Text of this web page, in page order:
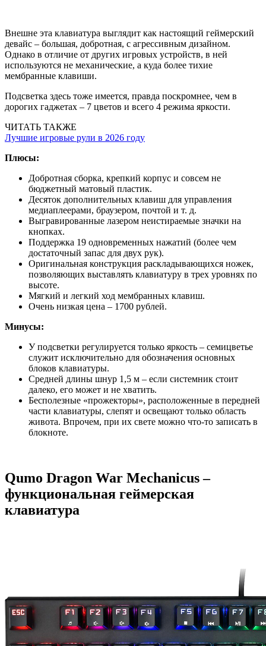
Внешне эта клавиатура выглядит как настоящий геймерский
девайс – большая, добротная, с агрессивным дизайном.
Однако в отличие от других игровых устройств, в ней
используются не механические, а куда более тихие
мембранные клавиши.
Подсветка здесь тоже имеется, правда поскромнее, чем в
дорогих гаджетах – 7 цветов и всего 4 режима яркости.
ЧИТАТЬ ТАКЖЕ
Лучшие игровые рули в 2026 году
Плюсы:
Добротная сборка, крепкий корпус и совсем не
бюджетный матовый пластик.
Десяток дополнительных клавиш для управления
медиаплеерами, браузером, почтой и т. д.
Выгравированные лазером неистираемые значки на
кнопках.
Поддержка 19 одновременных нажатий (более чем
достаточный запас для двух рук).
Оригинальная конструкция раскладывающихся ножек,
позволяющих выставлять клавиатуру в трех уровнях по
высоте.
Мягкий и легкий ход мембранных клавиш.
Очень низкая цена – 1700 рублей.
Минусы:
У подсветки регулируется только яркость – семицветье
служит исключительно для обозначения основных
блоков клавиатуры.
Средней длины шнур 1,5 м – если системник стоит
далеко, его может и не хватить.
Бесполезные «прожекторы», расположенные в передней
части клавиатуры, слепят и освещают только область
живота. Впрочем, при их свете можно что-то записать в
блокноте.
Qumo Dragon War Mechanicus –
функциональная геймерская
клавиатура